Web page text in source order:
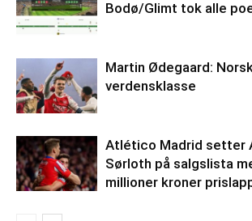
Bodø/Glimt tok alle
Martin Ødegaard:
verdensklasse
Atlético Madrid setter
Sørloth på salgslista
millioner kroner